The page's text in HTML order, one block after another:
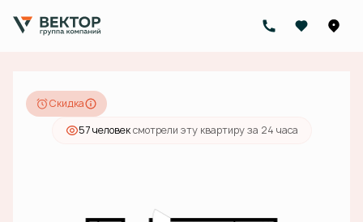
2-комнатная
16 908 330 руб.
Ипотекаот 53 753 руб./мес.
Скидка
57 человексмотрели эту квартиру за 24 часа